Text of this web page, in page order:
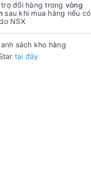
trợ đổi hàng trong vòng
sau khi mua hàng nếu có
NSX
sách kho hàng
tại đây